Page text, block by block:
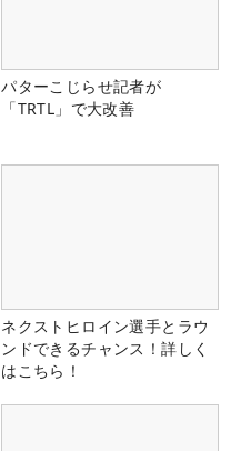
パターこじらせ記者が
「TRTL」で大改善
ネクストヒロイン選手とラウ
ンドできるチャンス！詳しく
はこちら！